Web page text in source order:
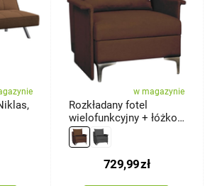
w magazynie
Rozkładany fotel
wielofunkcyjny + łóżko
Baron, brązowy
729,99zł